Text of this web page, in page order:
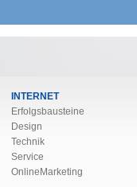
INTERNET
Erfolgsbausteine
Design
Technik
Service
OnlineMarketing